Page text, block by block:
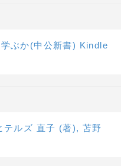
ぶか(中公新書) Kindle
テルズ 直子 (著), 苫野